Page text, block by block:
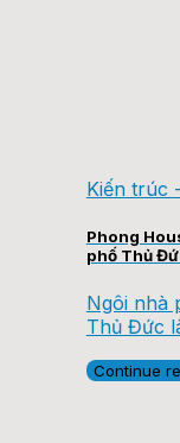
Kiến trúc
Phong
phố Thủ
Ngôi nhà
Thủ Đức
Continue